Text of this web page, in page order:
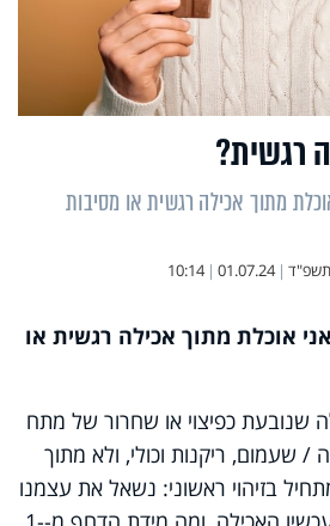
רגשית?
מתוך אכילה רגשית או מסיבות
|
01.07.24
|
10:14
אוכלת מתוך אכילה רגשית או
שנובעת כפיצוי או שחרור של מתח
שעמום, ריקנות וכולי, ולא מתוך
בזיהוי ראשוני: נשאל את עצמנו